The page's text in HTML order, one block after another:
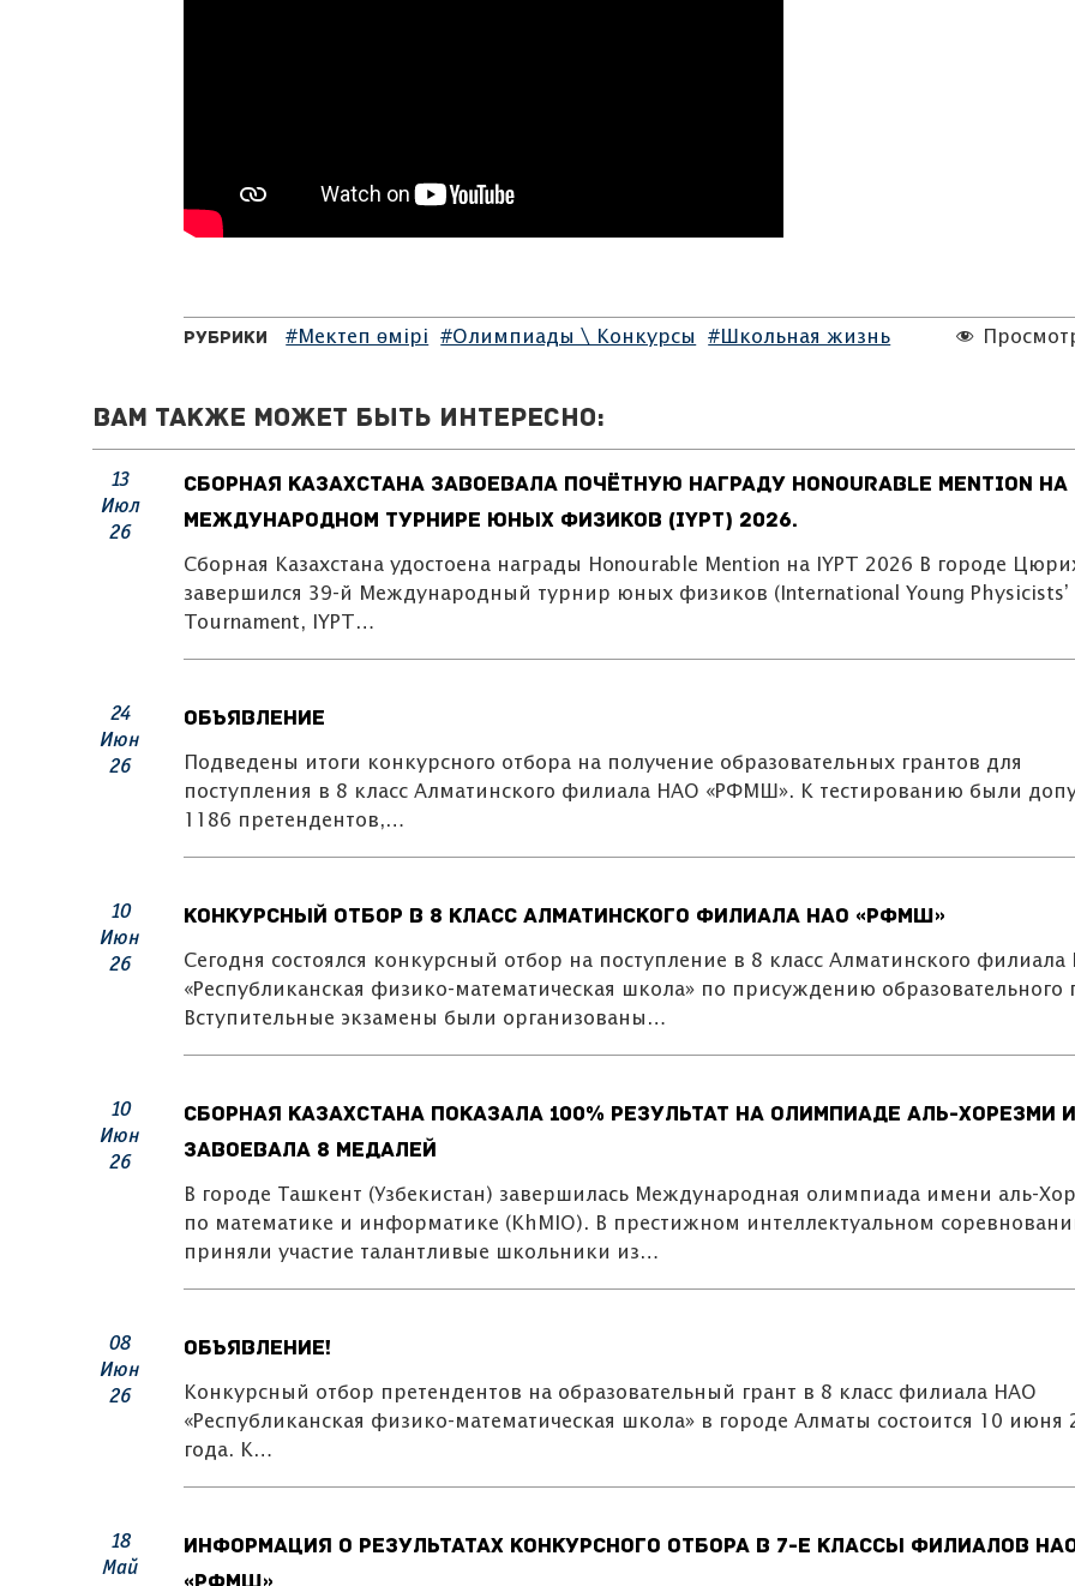
Рубрики #Мектеп өмірі #Олимпиады \ Конкурсы #Школьная жизнь
Вам также может быть интересно:
13
Июл
26
Сборная Казахстана завоевала почётную награду Honourable Mention на
Международном турнире юных физиков (IYPT) 2026.
Сборная Казахстана удостоена награды Honourable Mention на IYPT 2026 В городе
завершился 39-й Международный турнир юных физиков (International Young Physicists’
Tournament, IYPT…
24
Июн
26
Объявление
Подведены итоги конкурсного отбора на получение образовательных грантов для
поступления в 8 класс Алматинского филиала НАО «РФМШ». К тестированию были
1186 претендентов,…
10
Июн
26
Конкурсный отбор в 8 класс Алматинского филиала НАО «РФМШ»
Сегодня состоялся конкурсный отбор на поступление в 8 класс Алматинского
«Республиканская физико-математическая школа» по присуждению образовательного
Вступительные экзамены были организованы…
10
Июн
26
Сборная Казахстана показала 100% результат на олимпиаде аль-Хорезми и
завоевала 8 медалей
В городе Ташкент (Узбекистан) завершилась Международная олимпиада имени аль-
по математике и информатике (KhMIO). В престижном интеллектуальном
приняли участие талантливые школьники из…
08
Июн
26
ОБЪЯВЛЕНИЕ!
Конкурсный отбор претендентов на образовательный грант в 8 класс филиала НАО
«Республиканская физико-математическая школа» в городе Алматы состоится 10 июня
года. К…
18
Май
Информация о результатах конкурсного отбора в 7-е классы филиалов